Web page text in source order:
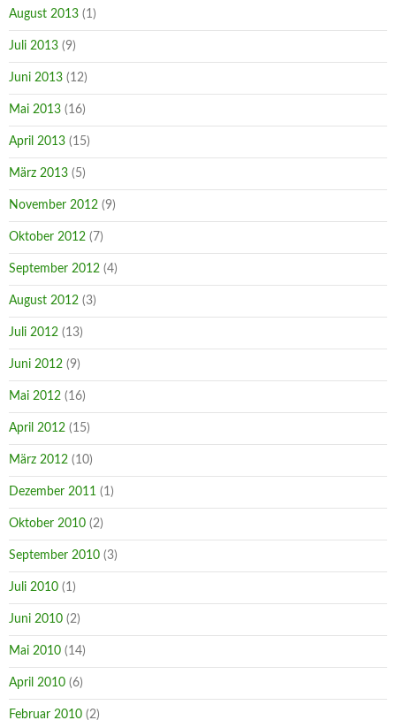
August 2013 (1)
Juli 2013 (9)
Juni 2013 (12)
Mai 2013 (16)
April 2013 (15)
März 2013 (5)
November 2012 (9)
Oktober 2012 (7)
September 2012 (4)
August 2012 (3)
Juli 2012 (13)
Juni 2012 (9)
Mai 2012 (16)
April 2012 (15)
März 2012 (10)
Dezember 2011 (1)
Oktober 2010 (2)
September 2010 (3)
Juli 2010 (1)
Juni 2010 (2)
Mai 2010 (14)
April 2010 (6)
Februar 2010 (2)